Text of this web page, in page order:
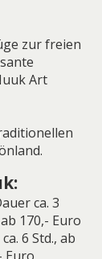
zur freien
Art
ca. 3
170,- Euro
6 Std., ab